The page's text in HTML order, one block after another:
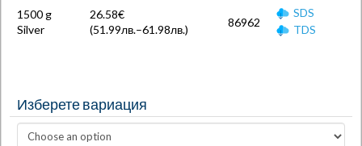
1500 g
Silver
26.58€
(51.99лв.–61.98лв.)
86962
SDS
TDS
Изберете вариация